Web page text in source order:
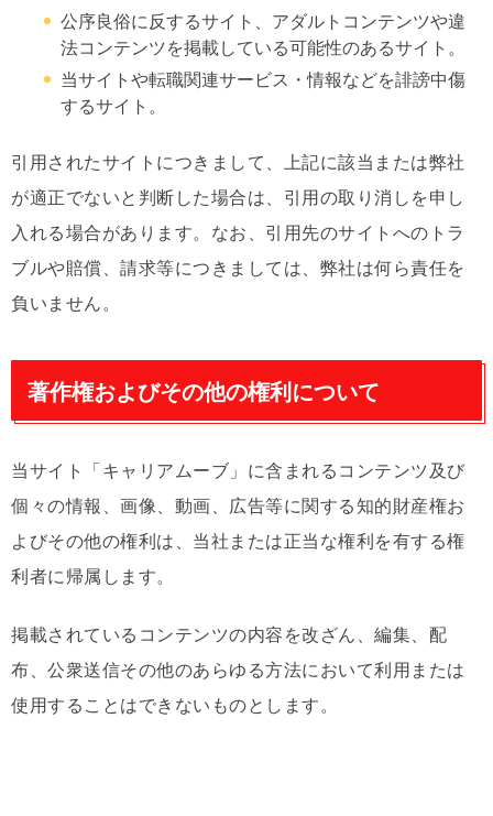
公序良俗に反するサイト、アダルトコンテンツや違
法コンテンツを掲載している可能性のあるサイト。
当サイトや転職関連サービス・情報などを誹謗中傷
するサイト。
引用されたサイトにつきまして、上記に該当または弊社
が適正でないと判断した場合は、引用の取り消しを申し
入れる場合があります。なお、引用先のサイトへのトラ
ブルや賠償、請求等につきましては、弊社は何ら責任を
負いません。
著作権およびその他の権利について
当サイト「キャリアムーブ」に含まれるコンテンツ及び
個々の情報、画像、動画、広告等に関する知的財産権お
よびその他の権利は、当社または正当な権利を有する権
利者に帰属します。
掲載されているコンテンツの内容を改ざん、編集、配
布、公衆送信その他のあらゆる方法において利用または
使用することはできないものとします。